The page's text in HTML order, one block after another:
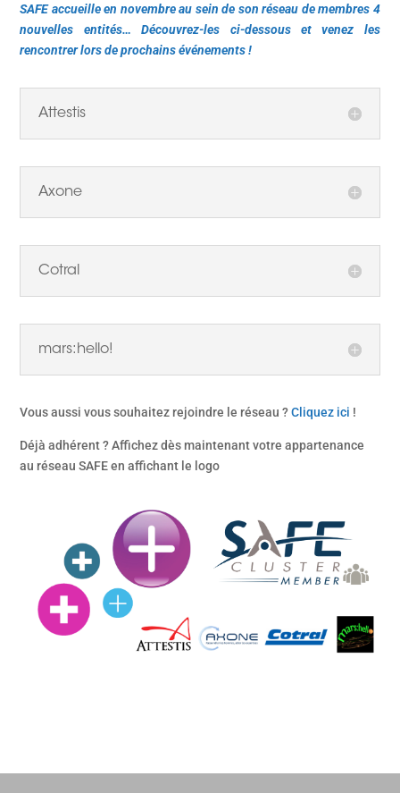
SAFE accueille en novembre au sein de son réseau de membres 4
nouvelles entités… Découvrez-les ci-dessous et venez les
rencontrer lors de prochains événements !
Attestis
Axone
Cotral
mars:hello!
Vous aussi vous souhaitez rejoindre le réseau ?Cliquez ici !
Déjà adhérent ? Affichez dès maintenant votre appartenance
au réseau SAFE en affichant le logo